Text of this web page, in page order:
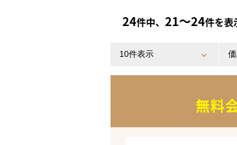
24件中、 21〜24件を表
無料